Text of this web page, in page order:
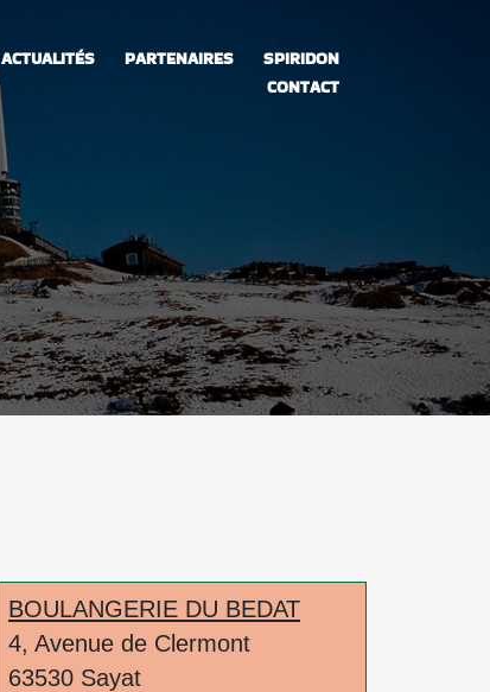
ACTUALITÉS PARTENAIRES
SPIRIDON
CONTACT
BOULANGERIE DU BEDAT
4, Avenue de Clermont
63530 Sayat